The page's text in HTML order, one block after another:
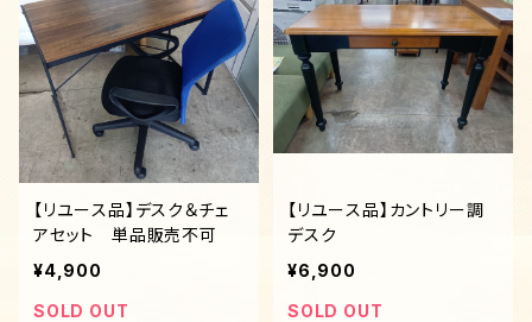
【リユース品】デスク＆チェ
アセット 単品販売不可
¥4,900
SOLD OUT
【リユース品】カントリー調
デスク
¥6,900
SOLD OUT